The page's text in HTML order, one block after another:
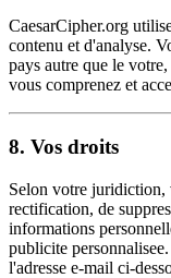
CaesarCipher.org
contenu et d'analyse.
pays autre que le
vous comprenez et
8. Vos droits
Selon votre juridiction,
rectification, de
informations
publicite
l'adresse e-mail ci-